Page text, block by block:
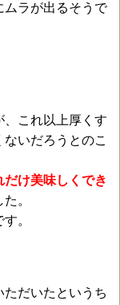
ムラが出るそうで
、これ以上厚くす
いだろうとのこ
だけ美味しくでき
。
。
だいたというち